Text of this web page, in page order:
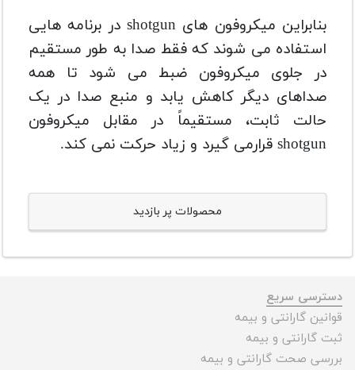
بنابراین میکروفون های shotgun در برنامه هایی
استفاده می شوند که فقط صدا به طور مستقیم
در جلوی میکروفون ضبط می شود تا همه
صداهای دیگر کاهش یابد و منبع صدا در یک
حالت ثابت، مستقیماً در مقابل میکروفون
shotgun قرارمی گیرد و زیاد حرکت نمی کند.
محصولات پر بازدید
دسترسی سریع
قوانین گارانتی و بیمه
ثبت گارانتی و بیمه
بررسی صحت گارانتی و بیمه